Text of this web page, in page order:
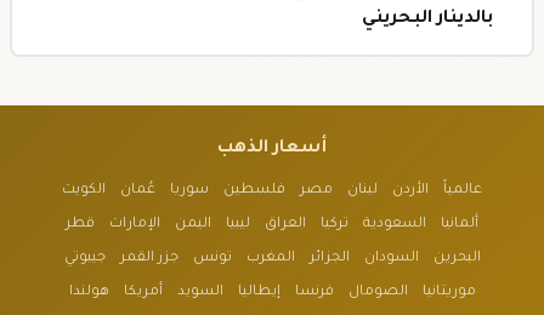
بالدينار البحريني
أسعار الذهب
عالمياً الأردن لبنان مصر فلسطين سوريا عُمان الكويت
ألمانيا السعودية تركيا العراق ليبيا اليمن الإمارات قطر
البحرين السودان الجزائر المغرب تونس جزر القمر جيبوتي
موريتانيا الصومال فرنسا إيطاليا السويد أمريكا هولندا